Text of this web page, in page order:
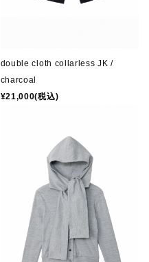
double cloth collarless JK /
charcoal
¥21,000(税込)